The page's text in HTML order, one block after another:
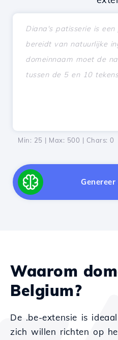
Min: 25 | Max: 500 | Chars: 0
Waarom
Belgium?
De .be-extensie is
zich willen richten op